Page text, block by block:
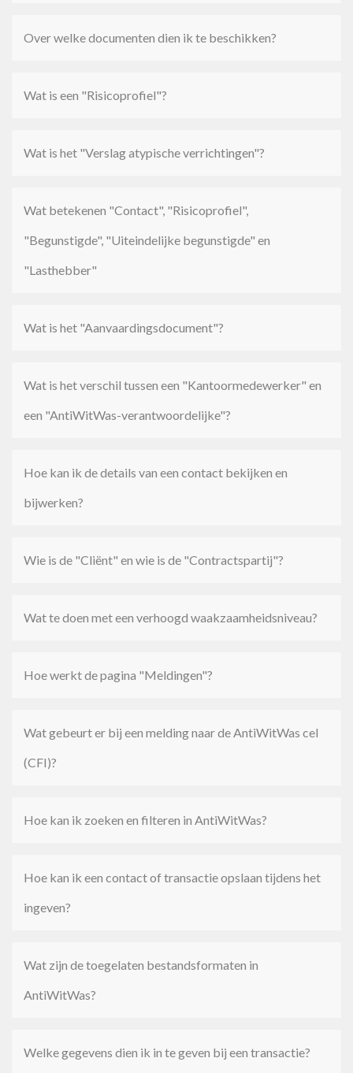
Over welke documenten dien ik te beschikken?
Wat is een "Risicoprofiel"?
Wat is het "Verslag atypische verrichtingen"?
Wat betekenen "Contact", "Risicoprofiel",
"Begunstigde", "Uiteindelijke begunstigde" en
"Lasthebber"
Wat is het "Aanvaardingsdocument"?
Wat is het verschil tussen een "Kantoormedewerker" en
een "AntiWitWas-verantwoordelijke"?
Hoe kan ik de details van een contact bekijken en
bijwerken?
Wie is de "Cliënt" en wie is de "Contractspartij"?
Wat te doen met een verhoogd waakzaamheidsniveau?
Hoe werkt de pagina "Meldingen"?
Wat gebeurt er bij een melding naar de AntiWitWas cel
(CFI)?
Hoe kan ik zoeken en filteren in AntiWitWas?
Hoe kan ik een contact of transactie opslaan tijdens het
ingeven?
Wat zijn de toegelaten bestandsformaten in
AntiWitWas?
Welke gegevens dien ik in te geven bij een transactie?